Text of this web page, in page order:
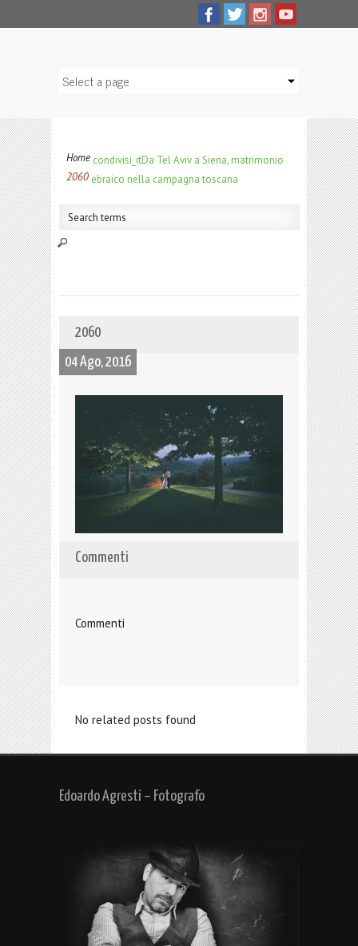
Home condivisi_itDa Tel Aviv a Siena, matrimonio
ebraico nella campagna toscana
2060
2060
04 Ago, 2016
Commenti
Commenti
No related posts found
Edoardo Agresti – Fotografo